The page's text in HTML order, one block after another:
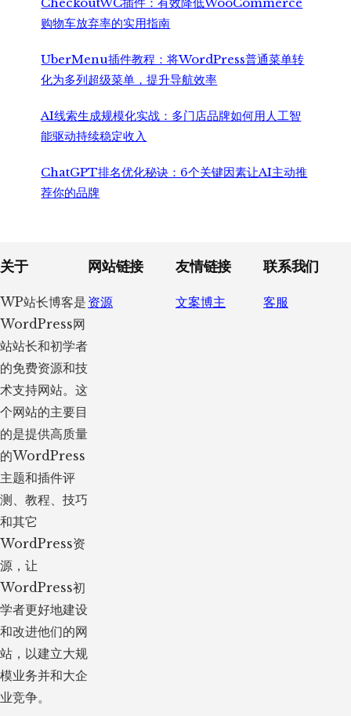
购物车放弃率的实用指南
UberMenu插件教程：将WordPress普通菜单转
化为多列超级菜单，提升导航效率
AI线索生成规模化实战：多门店品牌如何用人工智
能驱动持续稳定收入
ChatGPT排名优化秘诀：6个关键因素让AI主动推
荐你的品牌
Footer
关于
WP站长博客是
WordPress网
站站长和初学者
的免费资源和技
术支持网站。这
个网站的主要目
的是提供高质量
的WordPress
主题和插件评
测、教程、技巧
和其它
WordPress资
源，让
WordPress初
学者更好地建设
和改进他们的网
站，以建立大规
模业务并和大企
业竞争。
网站链接
资源
友情链接
文案博主
联系我们
客服